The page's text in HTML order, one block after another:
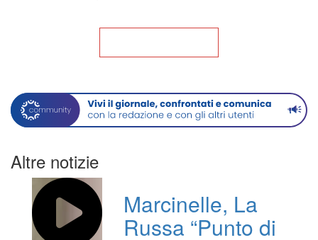
Altre notizie
Marcinelle, La
Russa “Punto di